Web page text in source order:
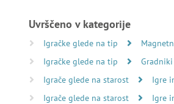
Uvrščeno v kategorije
Igračke glede na tip
Igračke glede na tip
Gradniki
Igrače glede na starost
Igre
Igrače glede na starost
Igre